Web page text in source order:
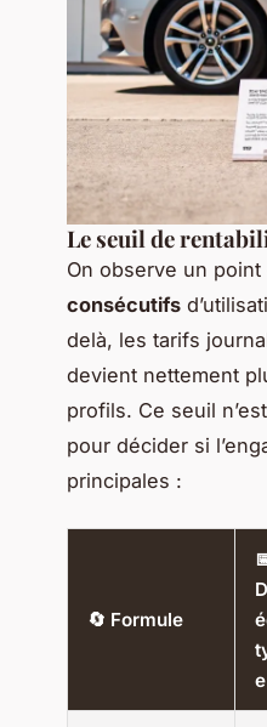
Le seuil de
On observe un
consécutifs
delà, les tarifs
devient nettement
profils. Ce seuil
pour décider si
principales :
🔄 Formule
e